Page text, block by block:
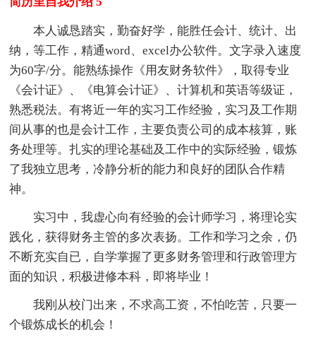
本人诚恳踏实，勤奋好学，能胜任会计、统计、出
纳，等工作，精通word、excel办公软件。文字录入速度
为60字/分。能熟练操作《用友财务软件》，取得专业
《会计证》、《电算会计证》、计算机和英语等级证，
熟悉税法。有将近一年的实习工作经验，实习及工作期
间从事的也是会计工作，主要负责公司的成本核算，账
务处理等。扎实的理论基础及工作中的实际经验，锻炼
了我独立思考，冷静分析的能力和良好的团队合作精
神。
实习中，我虚心向有经验的会计师学习，将理论实
践化，获得财务主管的多次表扬。工作和学习之余，仍
不断充实自已，自学掌握了更多财务管理和行政管理方
面的知识，积极进修本科，即将毕业！
我刚从校门出来，不求高工资，不怕吃苦，只要一
个锻炼成长的机会！